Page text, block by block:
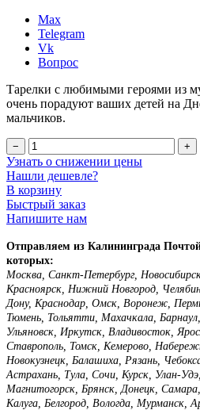
Max
Telegram
Vk
Вопрос
Тарелки с любимыми героями из
очень порадуют ваших детей на
мальчиков.
− +
Узнать о снижении цены
Нашли дешевле?
В корзину
Быстрый заказ
Напишите нам
Отправляем из Калининграда Почтой
которых:
Москва, Санкт-Петербург,
Красноярск, Нижний Новгород,
Дону, Краснодар, Омск, Воронеж,
Тюмень, Тольятти, Махачкала,
Ульяновск, Иркутск, Владивосток,
Ставрополь, Томск, Кемерово,
Новокузнецк, Балашиха, Рязань,
Астрахань, Тула, Сочи, Курск, Улан-
Магнитогорск, Брянск, Донецк,
Калуга, Белгород, Вологда, Мурманск,